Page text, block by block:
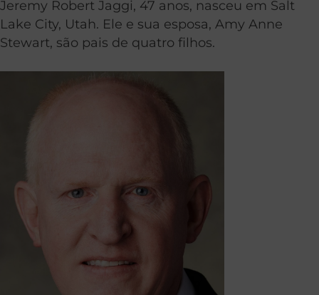
Jeremy Robert Jaggi, 47 anos, nasceu em Salt
Lake City, Utah. Ele e sua esposa, Amy Anne
Stewart, são pais de quatro filhos.